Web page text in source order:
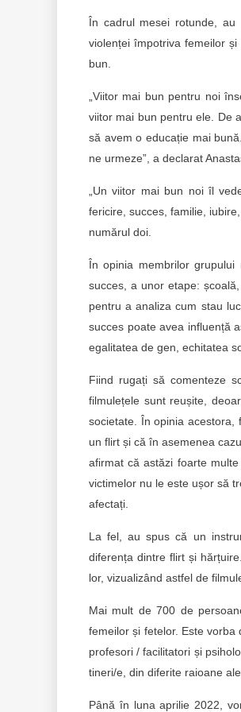
În cadrul mesei rotunde, au
violenței împotriva femeilor
bun.
„Viitor mai bun pentru noi
viitor mai bun pentru ele. De
să avem o educație mai
ne urmeze”, a declarat
„Un viitor mai bun noi îl
fericire, succes, familie,
numărul doi.
În opinia membrilor
succes, a unor etape:
pentru a analiza cum stau
succes poate avea influență
egalitatea de gen, echitatea
Fiind rugați să comenteze
filmulețele sunt reușite,
societate. În opinia acestora,
un flirt și că în asemenea
afirmat că astăzi foarte
victimelor nu le este ușor să
afectați.
La fel, au spus că un
diferența dintre flirt și
lor, vizualizând astfel de
Mai mult de 700 de
femeilor și fetelor. Este
profesori / facilitatori și
tineri/e, din diferite raioane
Până în luna aprilie 2022,